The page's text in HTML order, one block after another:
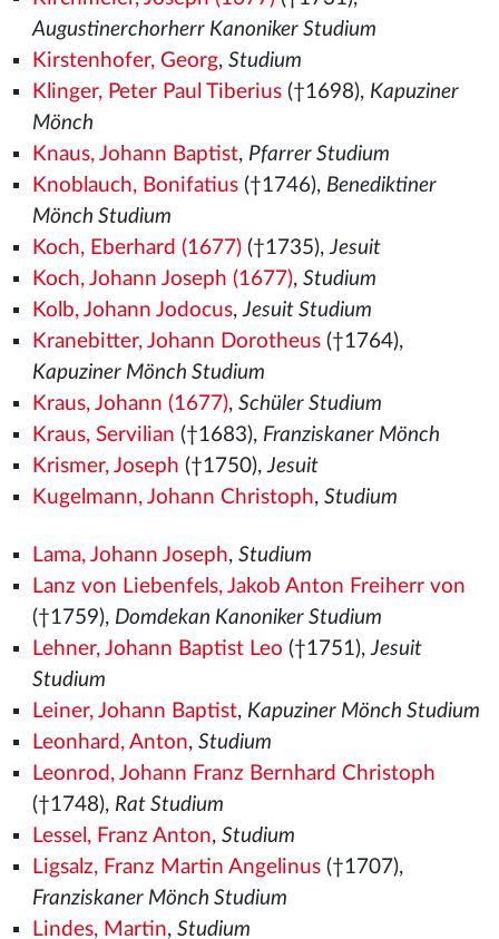
Augustinerchorherr Kanoniker Studium
Kirstenhofer, Georg, Studium
Klinger, Peter Paul Tiberius(†1698), Kapuziner
Mönch
Knaus, Johann Baptist, Pfarrer Studium
Knoblauch, Bonifatius(†1746), Benediktiner
Mönch Studium
Koch, Eberhard (1677)(†1735),Jesuit
Koch, Johann Joseph (1677), Studium
Kolb, Johann Jodocus,Jesuit Studium
Kranebitter, Johann Dorotheus(†1764),
Kapuziner Mönch Studium
Kraus, Johann (1677), Schüler Studium
Kraus, Servilian (†1683), Franziskaner Mönch
Krismer, Joseph (†1750),Jesuit
Kugelmann, Johann Christoph, Studium
Lama, Johann Joseph, Studium
Lanz von Liebenfels, Jakob Anton Freiherr von
(†1759), Domdekan Kanoniker Studium
Lehner, Johann Baptist Leo (†1751),Jesuit
Studium
Leiner, Johann Baptist, Kapuziner Mönch Studium
Leonhard, Anton, Studium
Leonrod, Johann Franz Bernhard Christoph
(†1748), Rat Studium
Lessel, Franz Anton, Studium
Ligsalz, Franz Martin Angelinus(†1707),
Franziskaner Mönch Studium
Lindes, Martin, Studium